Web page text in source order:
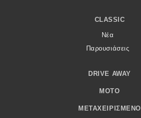
CLASSIC
Νέα
Παρουσιάσεις
DRIVE AWAY
MOTO
ΜΕΤΑΧΕΙΡΙΣΜΈΝΟ